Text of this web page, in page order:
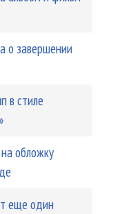
о завершении
в стиле
обложку
еще один